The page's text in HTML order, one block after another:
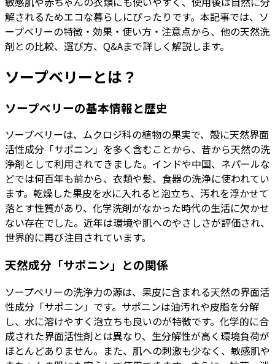
解されるためエコな暮らしにぴったりです。本記事では、ソ
ープベリーの特徴・効果・使い方・注意点から、他の天然洗
剤との比較、選び方、Q&Aまで詳しく解説します。
ソープベリーとは？
ソープベリーの基本情報と歴史
ソープベリーは、ムクロジ科の植物の果実で、殻に天然界面
活性成分「サポニン」を多く含むことから、昔から天然の洗
浄剤として利用されてきました。インドや中国、ネパールな
どでは何百年も前から、衣類や髪、食器の洗浄に使われてい
ます。乾燥した果皮を水に入れると泡立ち、汚れを浮かせて
落とす性質があり、化学洗剤がなかった時代の生活に欠かせ
ない存在でした。近年は環境や肌へのやさしさが評価され、
世界的に再び注目されています。
天然成分「サポニン」との関係
ソープベリーの洗浄力の源は、果皮に含まれる天然の界面活
性成分「サポニン」です。サポニンは油汚れや皮脂を分解
し、水に溶けやすく泡立ちも良いのが特徴です。化学的に合
成された界面活性剤とは異なり、生分解性が高く環境負荷が
ほとんどありません。また、肌への刺激も少なく、敏感肌や